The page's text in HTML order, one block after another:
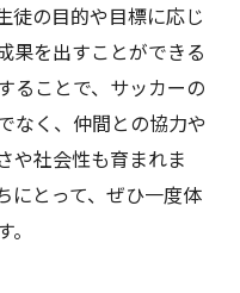
徒の目的や目標に応じ
果を出すことができる
ることで、サッカーの
なく、仲間との協力や
や社会性も育まれま
にとって、ぜひ一度体